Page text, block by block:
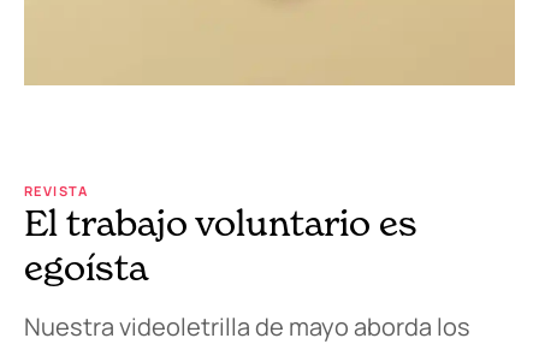
REVISTA
El trabajo voluntario es
egoísta
Nuestra videoletrilla de mayo aborda los